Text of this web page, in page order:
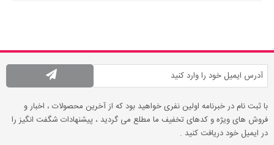
با ثبت نام در خبرنامه اولین نفری خواهید بود که از آخرین محصولات ، اخبار و
فروش های ویژه و کدهای تخفیف ما مطلع می گردید ، پیشنهادات شگفت انگیز را
در ایمیل خود دریافت کنید .